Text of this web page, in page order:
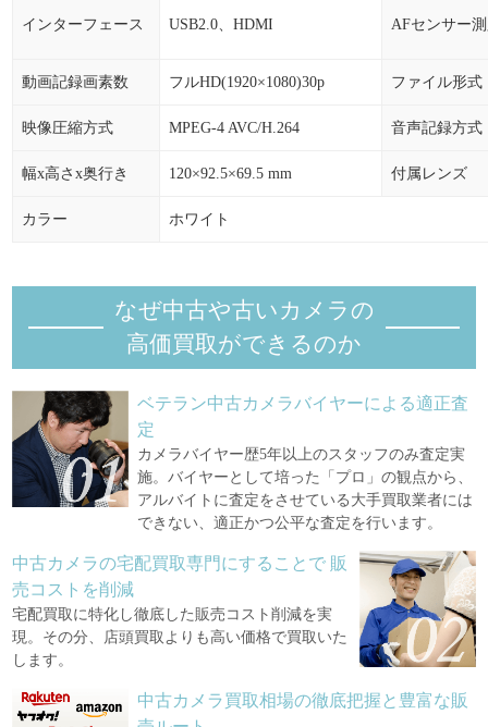
インターフェース USB2.0、HDMI AFセンサー
動画記録画素数 フルHD(1920×1080)30p ファイル形式
映像圧縮方式 MPEG-4 AVC/H.264 音声記録方式
幅x高さx奥行き 120×92.5×69.5 mm 付属レンズ
カラー ホワイト
なぜ中古や古いカメラの
高価買取ができるのか
ベテラン中古カメラバイヤーによる適正査
定
カメラバイヤー歴5年以上のスタッフのみ査定実
施。バイヤーとして培った「プロ」の観点から、
アルバイトに査定をさせている大手買取業者には
できない、適正かつ公平な査定を行います。
中古カメラの宅配買取専門にすることで 販
売コストを削減
宅配買取に特化し徹底した販売コスト削減を実
現。その分、店頭買取よりも高い価格で買取いた
します。
中古カメラ買取相場の徹底把握と豊富な販